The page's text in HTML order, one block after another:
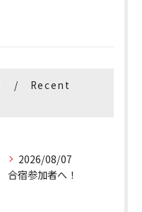
Recent
2026/08/07
合宿参加者へ！